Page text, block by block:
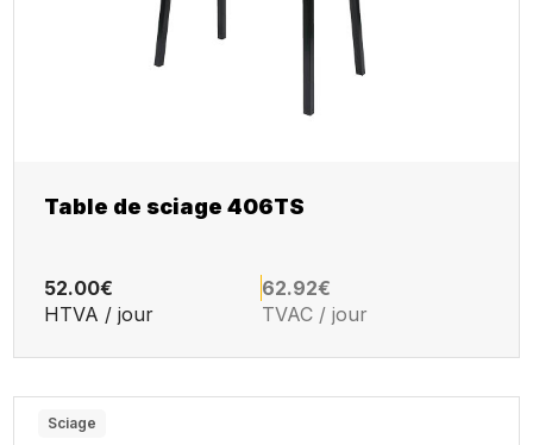
Table de sciage 406TS
52.00€
62.92€
HTVA / jour
TVAC / jour
Sciage